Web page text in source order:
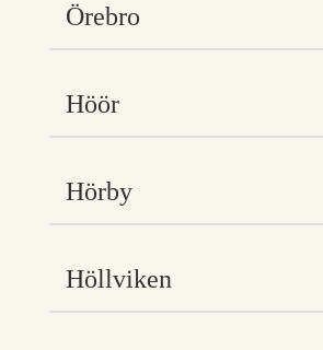
Örebro
Höör
Hörby
Höllviken